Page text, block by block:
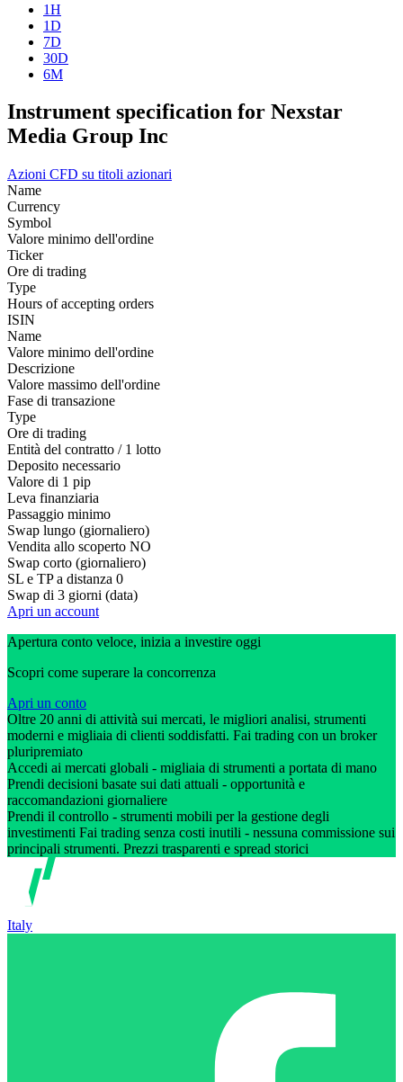
1H
1D
7D
30D
6M
Instrument specification for Nexstar
Media Group Inc
Azioni CFD su titoli azionari
Name
Currency
Symbol
Valore minimo dell'ordine
Ticker
Ore di trading
Type
Hours of accepting orders
ISIN
Name
Valore minimo dell'ordine
Descrizione
Valore massimo dell'ordine
Fase di transazione
Type
Ore di trading
Entità del contratto / 1 lotto
Deposito necessario
Valore di 1 pip
Leva finanziaria
Passaggio minimo
Swap lungo (giornaliero)
Vendita allo scoperto NO
Swap corto (giornaliero)
SL e TP a distanza 0
Swap di 3 giorni (data)
Apri un account
Apertura conto veloce, inizia a investire oggi
Scopri come superare la concorrenza
Apri un conto
Oltre 20 anni di attività sui mercati, le migliori analisi, strumenti
moderni e migliaia di clienti soddisfatti. Fai trading con un broker
pluripremiato
Accedi ai mercati globali - migliaia di strumenti a portata di mano
Prendi decisioni basate sui dati attuali - opportunità e
raccomandazioni giornaliere
Prendi il controllo - strumenti mobili per la gestione degli
investimenti Fai trading senza costi inutili - nessuna commissione sui
principali strumenti. Prezzi trasparenti e spread storici
Italy